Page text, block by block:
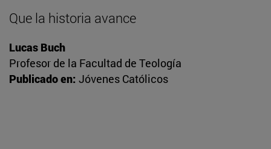
Que la historia avance
Lucas Buch
Profesor de la Facultad de Teología
Publicado en: Jóvenes Católicos